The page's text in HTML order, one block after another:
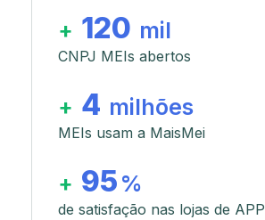
+ 120 mil
CNPJ MEIs abertos
+ 4 milhões
MEIs usam a MaisMei
+ 95 %
de satisfação nas lojas de APP